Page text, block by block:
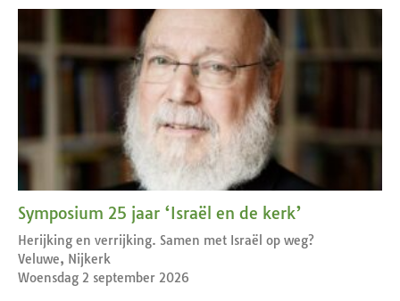
Symposium 25 jaar ‘Israël en de kerk’
Herijking en verrijking. Samen met Israël op weg?
Veluwe, Nijkerk
Woensdag 2 september 2026